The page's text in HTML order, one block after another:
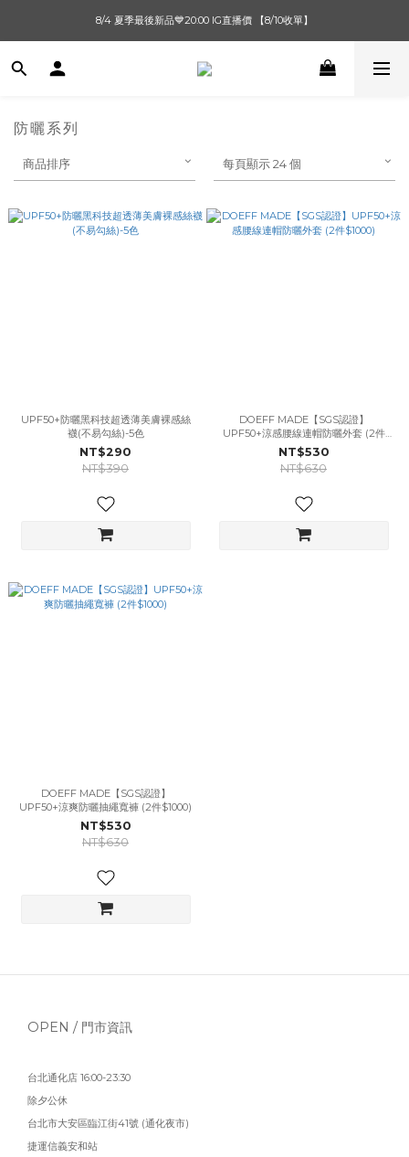
單筆滿$1000【先付款】 / 滿$2000【超取付款】 🚚免運費
8/4 夏季最後新品💙20:00 IG直播價 【8/10收單】
單筆滿$1000【先付款】 / 滿$2000【超取付款】 🚚免運費
防曬系列
商品排序 每頁顯示 24 個
UPF50+防曬黑科技超透薄美膚裸感絲
襪(不易勾絲)-5色
NT$290
NT$390
DOEFF MADE【SGS認證】
UPF50+涼感腰線連帽防曬外套 (2件
$1000)
NT$530
NT$630
DOEFF MADE【SGS認證】
UPF50+涼爽防曬抽繩寬褲 (2件$1000)
NT$530
NT$630
OPEN / 門市資訊
台北通化店 16:00-23:30
除夕公休
台北市大安區臨江街41號 (通化夜市)
捷運信義安和站